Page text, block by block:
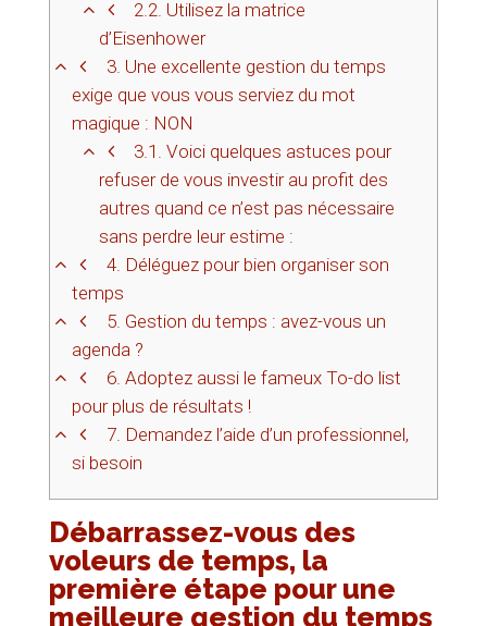
2.2. Utilisez la matrice
d’Eisenhower
3. Une excellente gestion du temps
exige que vous vous serviez du mot
magique : NON
3.1. Voici quelques astuces pour
refuser de vous investir au profit des
autres quand ce n’est pas nécessaire
sans perdre leur estime :
4. Déléguez pour bien organiser son
temps
5. Gestion du temps : avez-vous un
agenda ?
6. Adoptez aussi le fameux To-do list
pour plus de résultats !
7. Demandez l’aide d’un professionnel,
si besoin
Débarrassez-vous des
voleurs de temps, la
première étape pour une
meilleure gestion du temps